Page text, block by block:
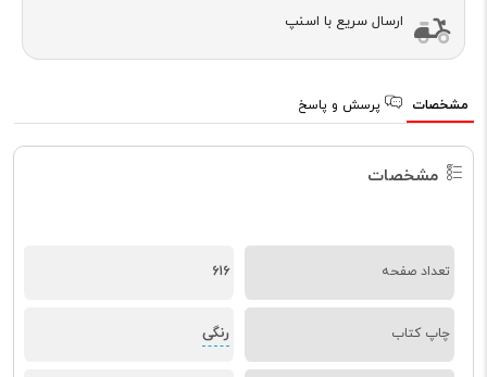
ارسال سریع با اسنپ
مشخصات پرسش و پاسخ
مشخصات
تعداد صفحه 616
چاپ کتاب رنگی